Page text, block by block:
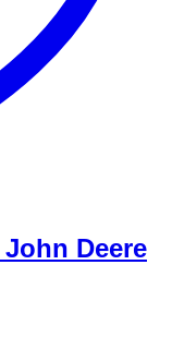
Deere